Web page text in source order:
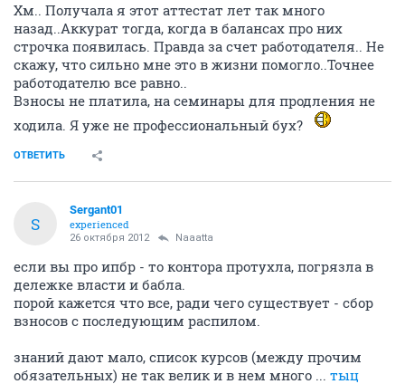
Хм.. Получала я этот аттестат лет так много
назад..Аккурат тогда, когда в балансах про них
строчка появилась. Правда за счет работодателя.. Не
скажу, что сильно мне это в жизни помогло..Точнее
работодателю все равно..
Взносы не платила, на семинары для продления не
ходила. Я уже не профессиональный бух?
ОТВЕТИТЬ
S
Sergant01
experienced
26 октября 2012 Naaatta
если вы про ипбр - то контора протухла, погрязла в
дележке власти и бабла.
порой кажется что все, ради чего существует - сбор
взносов с последующим распилом.
знаний дают мало, список курсов (между прочим
обязательных) не так велик и в нем много ... тыц